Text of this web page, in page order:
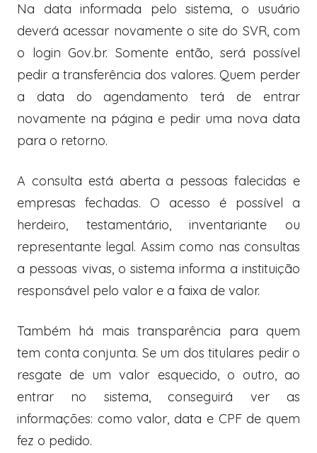
Na data informada pelo sistema, o usuário
deverá acessar novamente o site do SVR, com
o login Gov.br. Somente então, será possível
pedir a transferência dos valores. Quem perder
a data do agendamento terá de entrar
novamente na página e pedir uma nova data
para o retorno.
A consulta está aberta a pessoas falecidas e
empresas fechadas. O acesso é possível a
herdeiro, testamentário, inventariante ou
representante legal. Assim como nas consultas
a pessoas vivas, o sistema informa a instituição
responsável pelo valor e a faixa de valor.
Também há mais transparência para quem
tem conta conjunta. Se um dos titulares pedir o
resgate de um valor esquecido, o outro, ao
entrar no sistema, conseguirá ver as
informações: como valor, data e CPF de quem
fez o pedido.